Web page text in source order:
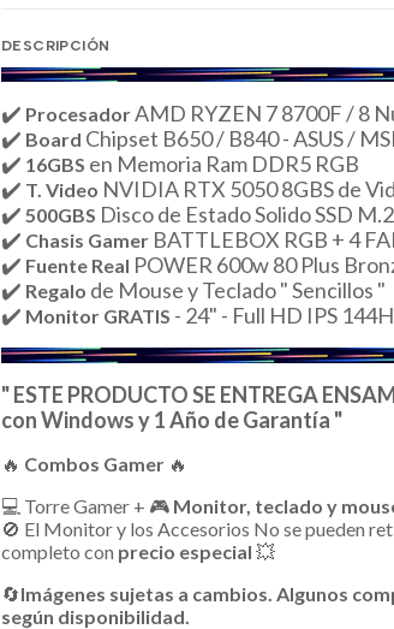
DESCRIPCIÓN
✔️ ProcesadorAMD RYZEN 7 8700F / 8
✔️ Board Chipset B650 / B840 - ASUS / MSI
✔️ 16GBS en Memoria Ram DDR5 RGB
✔️ T. Video NVIDIA RTX 5050 8GBS de
✔️ 500GBS Disco de Estado Solido SSD
✔️ Chasis Gamer BATTLEBOX RGB + 4
✔️ Fuente Real POWER 600w 80 Plus
✔️ Regalo de Mouse y Teclado " Sencillos "
✔️ Monitor GRATIS - 24" - Full HD IPS
" ESTE PRODUCTO SE ENTREGA
con Windows y 1 Año de Garantía "
🔥 Combos Gamer 🔥
💻 Torre Gamer + 🎮 Monitor, teclado y
🚫 El Monitor y los Accesorios No se pueden
completo con precio especial 💥
🔄Imágenes sujetas a cambios. Algunos
según disponibilidad.